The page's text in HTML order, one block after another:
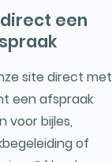
een
site direct met
een afspraak
voor bijles,
of